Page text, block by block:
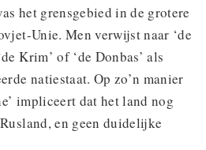
het grensgebied in de grotere
Unie. Men verwijst naar ‘de
Krim’ of ‘de Donbas’ als
natiestaat. Op zo’n manier
impliceert dat het land nog
en geen duidelijke